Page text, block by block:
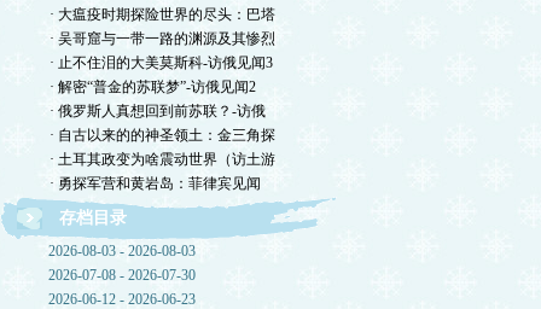
· 大瘟疫时期探险世界的尽头：巴塔
· 吴哥窟与一带一路的渊源及其惨烈
· 止不住泪的大美莫斯科-访俄见闻3
· 解密“普金的苏联梦”-访俄见闻2
· 俄罗斯人真想回到前苏联？-访俄
· 自古以来的的神圣领土：金三角探
· 土耳其政变为啥震动世界（访土游
· 勇探军营和黄岩岛：菲律宾见闻
存档目录
2026-08-03 - 2026-08-03
2026-07-08 - 2026-07-30
2026-06-12 - 2026-06-23